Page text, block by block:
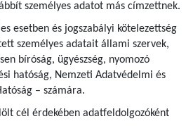
személyes adatot más címzettnek.
esetben és jogszabályi kötelezettség
személyes adatait állami szervek,
bíróság, ügyészség, nyomozó
hatóság, Nemzeti Adatvédelmi és
– számára.
cél érdekében adatfeldolgozóként